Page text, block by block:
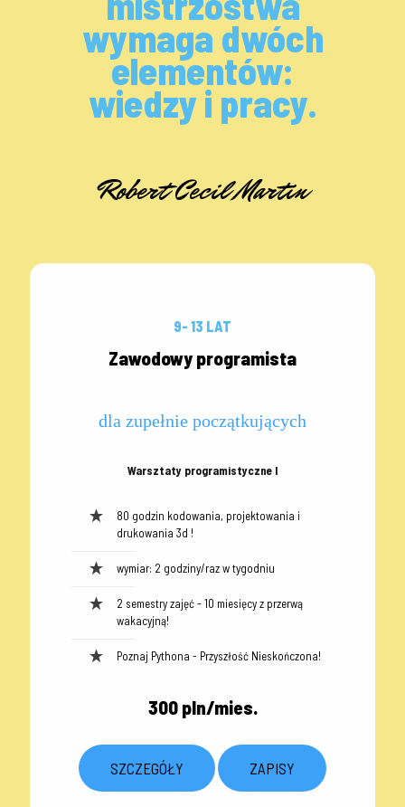
wymaga dwóch
elementów:
wiedzy i pracy.
Robert Cecil Martin
9- 13 LAT
Zawodowy programista
dla zupełnie początkujących
Warsztaty programistyczne I
80 godzin kodowania, projektowania i
drukowania 3d !
wymiar: 2 godziny/raz w tygodniu
2 semestry zajęć - 10 miesięcy z przerwą
wakacyjną!
Poznaj Pythona - Przyszłość Nieskończona!
300 pln/mies.
SZCZEGÓŁY ZAPISY